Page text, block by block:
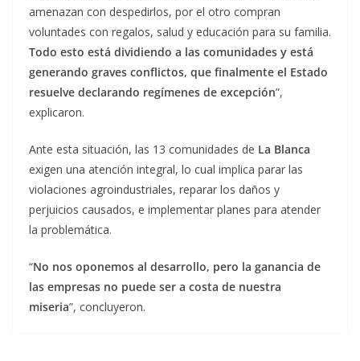
amenazan con despedirlos, por el otro compran
voluntades con regalos, salud y educación para su familia.
Todo esto está dividiendo a las comunidades y está
generando graves conflictos, que finalmente el Estado
resuelve declarando regímenes de excepción”,
explicaron.
Ante esta situación, las 13 comunidades de La Blanca
exigen una atención integral, lo cual implica parar las
violaciones agroindustriales, reparar los daños y
perjuicios causados, e implementar planes para atender
la problemática.
“No nos oponemos al desarrollo, pero la ganancia de
las empresas no puede ser a costa de nuestra
miseria”, concluyeron.